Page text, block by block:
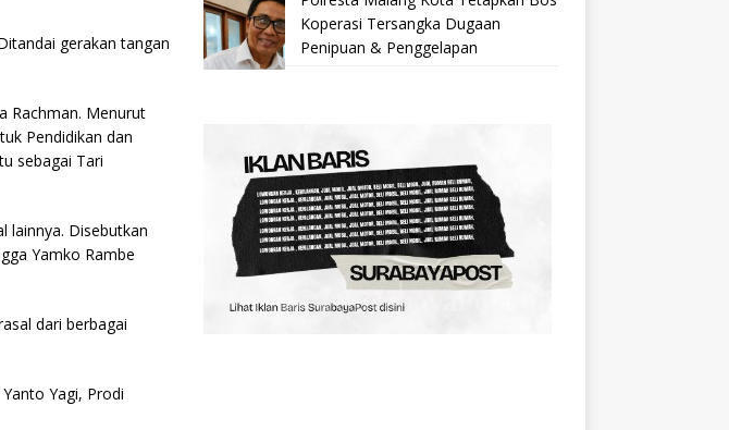
gerakan tangan
Rachman. Menurut
Pendidikan dan
sebagai Tari
lainnya. Disebutkan
Yamko Rambe
dari berbagai
Yagi, Prodi
Koperasi Tersangka Dugaan
Penipuan & Penggelapan